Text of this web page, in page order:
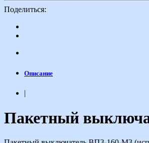
Поделиться:
Описание
|
Пакетный